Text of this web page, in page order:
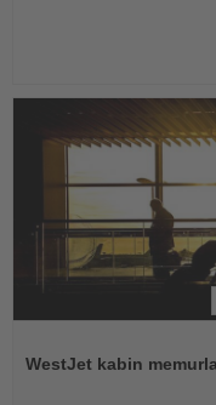
WestJet kabin